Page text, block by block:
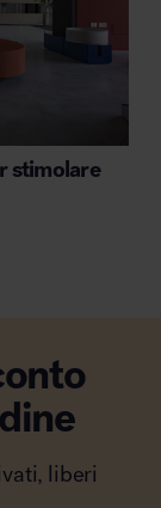
stimolare
liberi